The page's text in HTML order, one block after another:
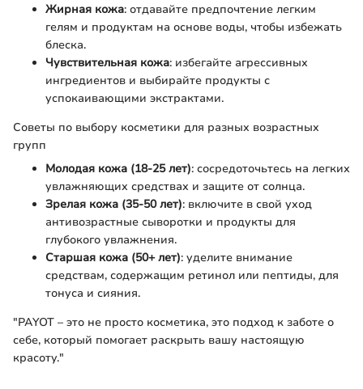
Жирная кожа: отдавайте предпочтение легким
гелям и продуктам на основе воды, чтобы избежать
блеска.
Чувствительная кожа: избегайте агрессивных
ингредиентов и выбирайте продукты с
успокаивающими экстрактами.
Советы по выбору косметики для разных возрастных
групп
Молодая кожа (18-25 лет): сосредоточьтесь на легких
увлажняющих средствах и защите от солнца.
Зрелая кожа (35-50 лет): включите в свой уход
антивозрастные сыворотки и продукты для
глубокого увлажнения.
Старшая кожа (50+ лет): уделите внимание
средствам, содержащим ретинол или пептиды, для
тонуса и сияния.
"PAYOT – это не просто косметика, это подход к заботе о
себе, который помогает раскрыть вашу настоящую
красоту."